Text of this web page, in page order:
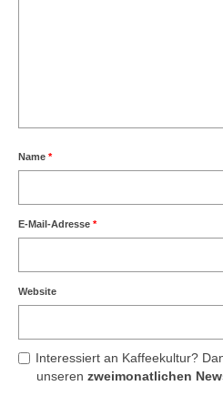
Name *
E-Mail-Adresse *
Website
Interessiert an Kaffeekultur?
unseren zweimonatlichen